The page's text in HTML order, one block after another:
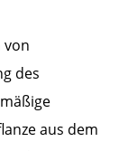
von
des
aus dem